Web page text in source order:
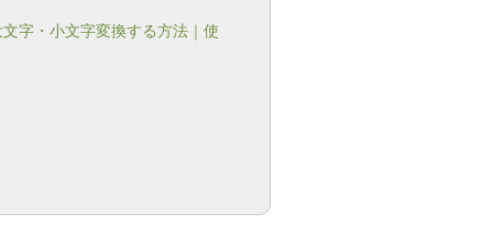
字・小文字変換する方法｜使